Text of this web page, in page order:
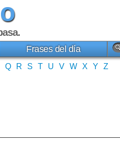
.
Frases del día
Q R S T U V W X Y Z